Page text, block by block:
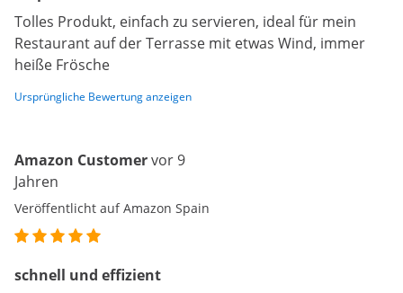
Tolles Produkt, einfach zu servieren, ideal für mein
Restaurant auf der Terrasse mit etwas Wind, immer
heiße Frösche
Ursprüngliche Bewertung anzeigen
Amazon Customervor 9
Jahren
Veröffentlicht auf Amazon Spain
schnell und effizient